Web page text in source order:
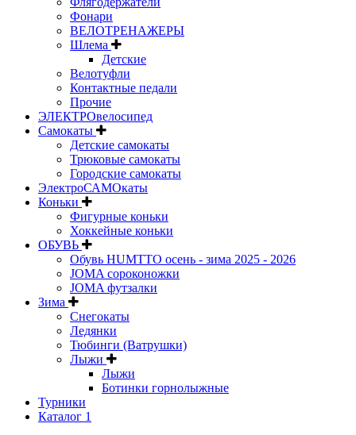
Фонари
ВЕЛОТРЕНАЖЕРЫ
Шлема
Детские
Велотуфли
Контактные педали
Прочие
ЭЛЕКТРОвелосипед
Самокаты
Детские самокаты
Трюковые самокаты
Городские самокаты
ЭлектроСАМОкаты
Коньки
Фигурные коньки
Хоккейные коньки
ОБУВЬ
Обувь HUMTTO осень - зима 2025 - 2026
JOMA сороконожки
JOMA футзалки
Зима
Снегокаты
Ледянки
Тюбинги (Ватрушки)
Лыжи
Лыжи
Ботинки горнолыжные
Турники
Каталог 1